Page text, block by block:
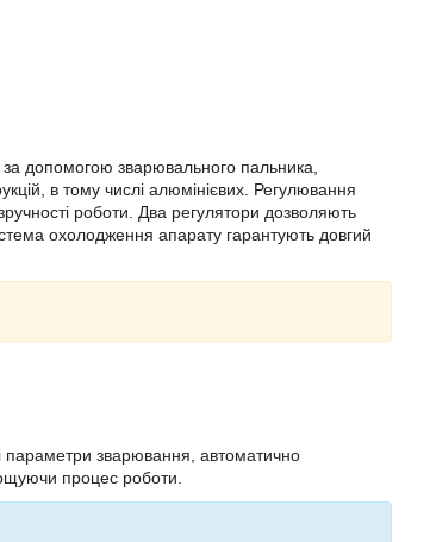
допомогою зварювального пальника,
в тому числі алюмінієвих. Регулювання
роботи. Два регулятори дозволяють
охолодження апарату гарантують довгий
параметри зварювання, автоматично
процес роботи.